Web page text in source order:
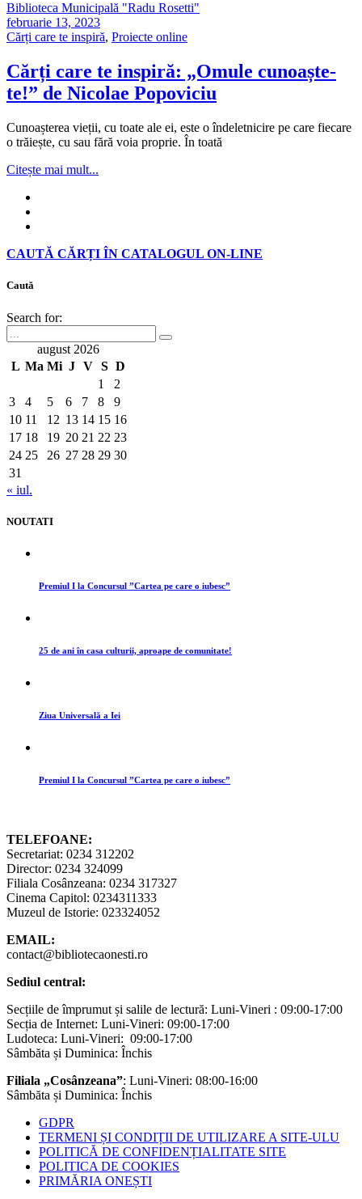
Biblioteca Municipală "Radu Rosetti"
februarie 13, 2023
Cărți care te inspiră, Proiecte online
Cărți care te inspiră: „Omule cunoaște-
te!” de Nicolae Popoviciu
Cunoașterea vieții, cu toate ale ei, este o îndeletnicire pe care fiecare
o trăiește, cu sau fără voia proprie. În toată
Citește mai mult...
CAUTĂ CĂRȚI ÎN CATALOGUL ON-LINE
Caută
Search for:
august 2026
L Ma Mi J V S D
1
2
3
4 5 6 7 8
9
10 11 12 13 14 15 16
17 18 19 20 21 22 23
24 25 26 27 28 29 30
31
« iul.
NOUTATI
Premiul I la Concursul ”Cartea pe care o iubesc”
25 de ani în casa culturii, aproape de comunitate!
Ziua Universală a Iei
Premiul I la Concursul ”Cartea pe care o iubesc”
TELEFOANE:
Secretariat: 0234 312202
Director: 0234 324099
Filiala Cosânzeana: 0234 317327
Cinema Capitol: 0234311333
Muzeul de Istorie: 023324052
EMAIL:
contact@bibliotecaonesti.ro
Sediul central:
Secțiile de împrumut și salile de lectură: Luni-Vineri : 09:00-17:00
Secția de Internet: Luni-Vineri: 09:00-17:00
Ludoteca: Luni-Vineri: 09:00-17:00
Sâmbăta și Duminica: Închis
Filiala „Cosânzeana”: Luni-Vineri: 08:00-16:00
Sâmbăta și Duminica: Închis
GDPR
TERMENI ȘI CONDIȚII DE UTILIZARE A SITE-ULU
POLITICĂ DE CONFIDENȚIALITATE SITE
POLITICA DE COOKIES
PRIMĂRIA ONEȘTI